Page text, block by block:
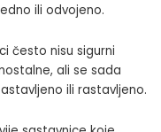
ili odvojeno.
često nisu sigurni
ali se sada
ili rastavljeno.